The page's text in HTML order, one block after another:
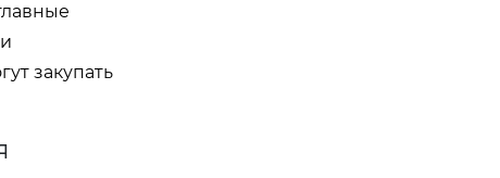
закупать